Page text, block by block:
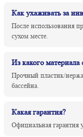
Как ухаживать за
После использования
сухом месте.
Из какого материала
Прочный пластик/
бассейна.
Какая гарантия?
Официальная гарантия